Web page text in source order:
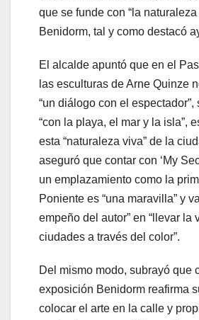
que se funde con “la naturaleza
Benidorm, tal y como destacó
El alcalde apuntó que en el
las esculturas de Arne Quinze
“un diálogo con el espectador”,
“con la playa, el mar y la isla”,
esta “naturaleza viva” de la
aseguró que contar con ‘My
un emplazamiento como la
Poniente es “una maravilla” y
empeño del autor” en “llevar la
ciudades a través del color”.
Del mismo modo, subrayó que
exposición Benidorm reafirma
colocar el arte en la calle y